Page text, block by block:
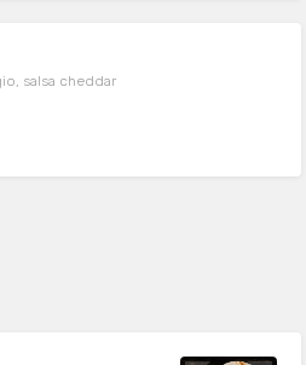
salsa cheddar